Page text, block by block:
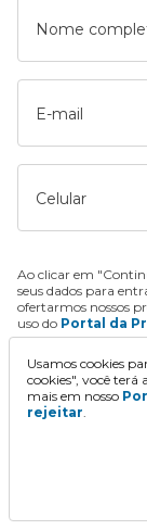
Nome
E-mail
Celular
Ao clicar em
seus dados para
ofertarmos nossos
uso do Portal da
Usamos cookies
cookies", você terá
mais em nosso
rejeitar.